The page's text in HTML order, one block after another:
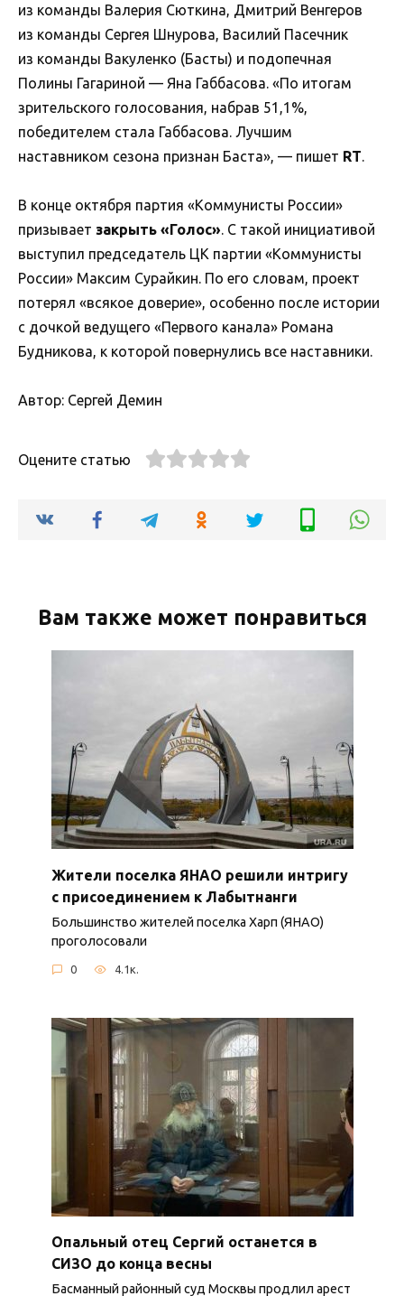
из команды Валерия Сюткина, Дмитрий Венгеров
из команды Сергея Шнурова, Василий Пасечник
из команды Вакуленко (Басты) и подопечная
Полины Гагариной — Яна Габбасова. «По итогам
зрительского голосования, набрав 51,1%,
победителем стала Габбасова. Лучшим
наставником сезона признан Баста», — пишет RT.
В конце октября партия «Коммунисты России»
призывает закрыть «Голос». С такой инициативой
выступил председатель ЦК партии «Коммунисты
России» Максим Сурайкин. По его словам, проект
потерял «всякое доверие», особенно после истории
с дочкой ведущего «Первого канала» Романа
Будникова, к которой повернулись все наставники.
Автор: Сергей Демин
Оцените статью
Вам также может понравиться
Жители поселка ЯНАО решили интригу
с присоединением к Лабытнанги
Большинство жителей поселка Харп (ЯНАО)
проголосовали
0 4.1к.
Опальный отец Сергий останется в
СИЗО до конца весны
Басманный районный суд Москвы продлил арест